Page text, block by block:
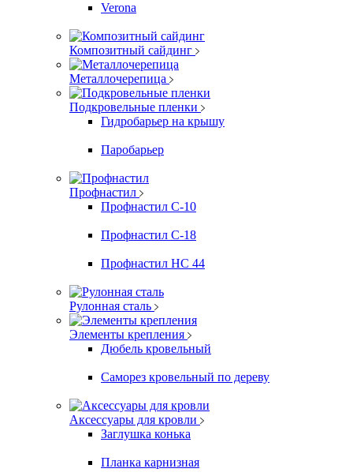
Verona
Композитный сайдинг
Металлочерепица
Подкровельные пленки
Гидробарьер на крышу
Паробарьер
Профнастил
Профнастил С-10
Профнастил С-18
Профнастил НС 44
Рулонная сталь
Элементы крепления
Дюбель кровельный
Саморез кровельный по дереву
Аксессуары для кровли
Заглушка конька
Планка карнизная